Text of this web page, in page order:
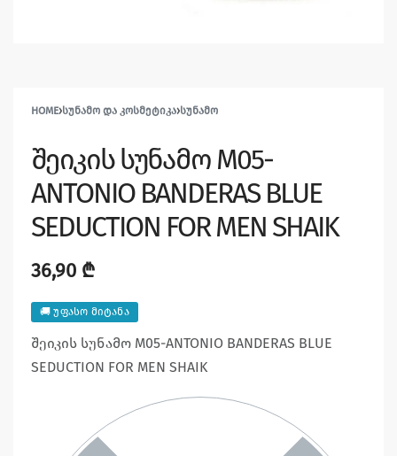
HOME›ᲡᲣᲜᲐᲛᲝ ᲓᲐ ᲙᲝᲡᲛᲔᲢᲘᲙᲐ›ᲡᲣᲜᲐᲛᲝ
შეიკის სუნამო M05-
ANTONIO BANDERAS BLUE
SEDUCTION FOR MEN SHAIK
36,90 ₾
🚚 უფასო მიტანა
შეიკის სუნამო M05-ANTONIO BANDERAS BLUE
SEDUCTION FOR MEN SHAIK